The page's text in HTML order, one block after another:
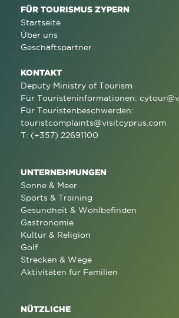
FÜR TOURISMUS ZYPERN
Startseite
Über uns
Geschäftspartner
KONTAKT
Deputy Ministry of Tourism
Für Touristeninformationen:
Für Touristenbeschwerden:
touristcomplaints@visitcyprus.com
T: (+357) 22691100
UNTERNEHMUNGEN
Sonne & Meer
Sports & Training
Gesundheit & Wohlbefinden
Gastronomie
Kultur & Religion
Golf
Strecken & Wege
Aktivitäten für Familien
NÜTZLICHE